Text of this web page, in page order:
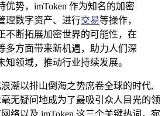
优势，imToken 作为知名的加密
理数字资产、进行交易等操作，
不断拓展加密世界的可能性，在
多方面带来新机遇，助力人们深
知领域，推动行业持续发展。
潮以排山倒海之势席卷全球的时代,
无疑问地成为了最吸引众人目光的领
络以及 imToken 这三个关键热词，宛